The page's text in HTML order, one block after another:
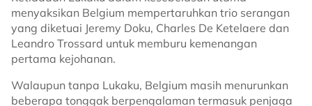
menyaksikan Belgium mempertaruhkan trio serangan
yang diketuai Jeremy Doku, Charles De Ketelaere dan
Leandro Trossard untuk memburu kemenangan
pertama kejohanan.
Walaupun tanpa Lukaku, Belgium masih menurunkan
beberapa tonggak berpengalaman termasuk penjaga